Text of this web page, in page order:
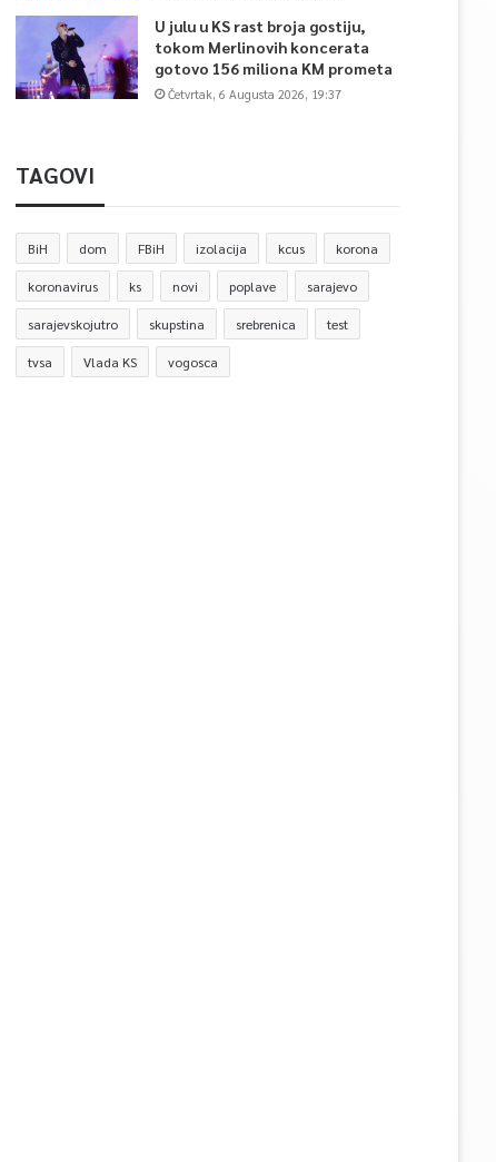
U julu u KS rast broja gostiju,
tokom Merlinovih koncerata
gotovo 156 miliona KM prometa
Četvrtak, 6 Augusta 2026, 19:37
TAGOVI
BiH dom FBiH izolacija kcus korona
koronavirus ks novi poplave sarajevo
sarajevskojutro skupstina srebrenica test
tvsa Vlada KS vogosca